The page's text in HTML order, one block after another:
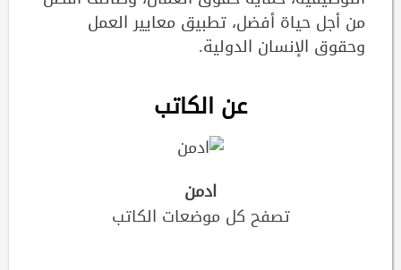
من أجل حياة أفضل، تطبيق معايير العمل
وحقوق الإنسان الدولية.
عن الكاتب
ادمن
تصفح كل موضعات الكاتب